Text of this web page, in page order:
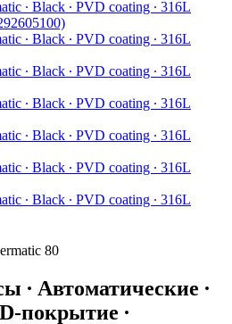
80
∙ Автоматические ∙
покрытие ∙